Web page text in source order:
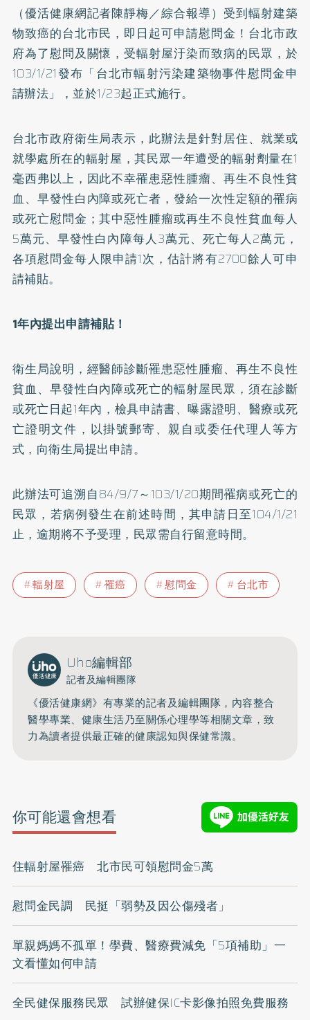
（優活健康網記者陳靜梅／綜合報導）受到輻射建築
物致癌的台北市民，即日起可申請慰問金！台北市政
府為了慰問及關懷，受輻射屋汙染而致病的民眾，於
103/1/21發布「台北市輻射污染建築物事件慰問金申
請辦法」，並於1/23起正式施行。
台北市政府衛生局表示，此辦法是針對居住、就業或
就學處所在的輻射屋，其民眾一年遭受的輻射劑量在1
毫西弗以上，因此不幸罹患惡性腫瘤、再生不良性貧
血、早發性白內障或死亡者，發給一次性定額的罹病
或死亡慰問金；其中惡性腫瘤或再生不良性貧血每人
5萬元、早發性白內障每人3萬元、死亡每人2萬元，
各項慰問金每人限申請1次，估計將有2700餘人可申
請補貼。
1年內提出申請補貼！
衛生局說明，經醫師診斷罹患惡性腫瘤、再生不良性
貧血、早發性白內障或死亡的輻射屋民眾，須在診斷
或死亡日起1年內，檢具申請書、曝露證明、醫療或死
亡證明文件，以掛號郵寄、親自或委任代理人等方
式，向衛生局提出申請。
此辦法可追溯自84/9/7～103/1/20期間罹病或死亡的
民眾，若病例發生在前述時間，其申請日至104/1/21
止，逾期將不予受理，民眾需自行留意時間。
輻射屋 罹癌 慰問金 台北市
Uho編輯部
記者及編輯團隊
《優活健康網》有專業的記者及編輯團隊，內容整合
醫學專業、健康生活乃至關係心理學等相關文章，致
力為讀者提供最正確的健康認知與保健常識。
你可能還會想看
住輻射屋罹癌 北市民可領慰問金5萬
慰問金民調 民挺「弱勢及因公傷殘者」
單親媽媽不孤單！學費、醫療費減免「5項補助」一
文看懂如何申請
全民健保服務民眾 試辦健保IC卡影像拍照免費服務